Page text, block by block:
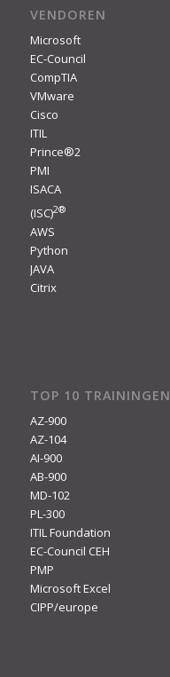
VENDOREN
Microsoft
EC-Council
CompTIA
VMware
Cisco
ITIL
Prince®2
PMI
ISACA
(ISC)2®
AWS
Python
JAVA
Citrix
TOP 10 TRAININGEN
AZ-900
AZ-104
AI-900
AB-900
MD-102
PL-300
ITIL Foundation
EC-Council CEH
PMP
Microsoft Excel
CIPP/europe